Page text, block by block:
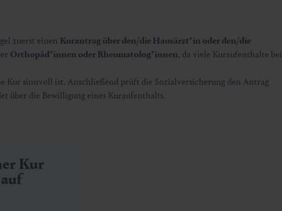
zuerst einen Kurantrag über den/die Hausärzt*in oder den/die
Orthopäd*innen oder Rheumatolog*innen, da viele Kuraufenthalte bei
Kur sinnvoll ist. Anschließend prüft die Sozialversicherung den Antrag
über die Bewilligung eines Kuraufenthalts.
Kur